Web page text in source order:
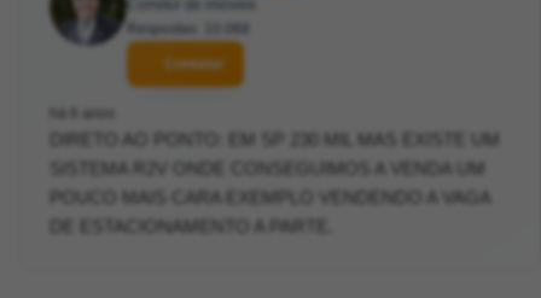
Contatar
DIRETO AO PONTO: EM SP 230 MIL MAS EXISTE UM
SISTEMA R2V ONDE CONSEGUIMOS A VENDA UM
POUCO MAIS CARA EXEMPLO VENDENDO A VAGA
DE ESTACIONAMENTO A PARTE.